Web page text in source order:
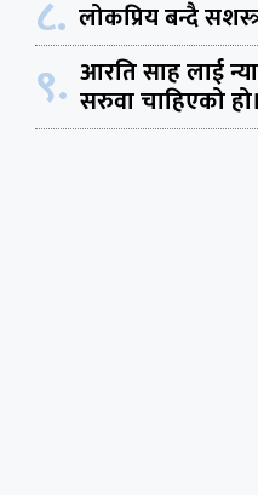
८. लोकप्रिय बन्दै
९. आरति साह लाई
सरुवा चाहिएको हो।